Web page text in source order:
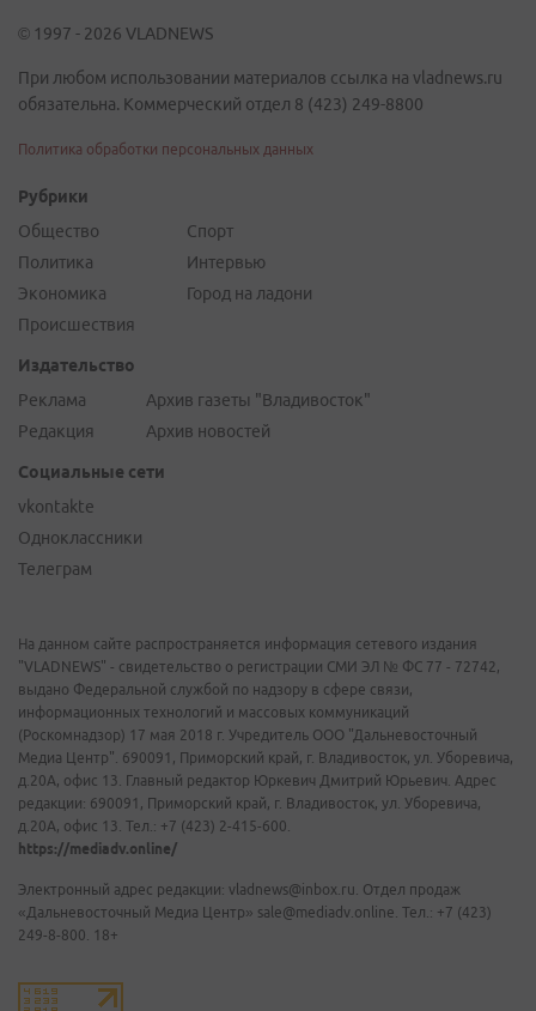
© 1997 - 2026 VLADNEWS
При любом использовании материалов ссылка на vladnews.ru
обязательна. Коммерческий отдел 8 (423) 249-8800
Политика обработки персональных данных
Рубрики
Общество
Политика
Экономика
Происшествия
Спорт
Интервью
Город на ладони
Издательство
Реклама
Редакция
Архив газеты "Владивосток"
Архив новостей
Социальные сети
vkontakte
Одноклассники
Телеграм
На данном сайте распространяется информация сетевого издания
"VLADNEWS" - свидетельство о регистрации СМИ ЭЛ № ФС 77 - 72742,
выдано Федеральной службой по надзору в сфере связи,
информационных технологий и массовых коммуникаций
(Роскомнадзор) 17 мая 2018 г. Учредитель ООО "Дальневосточный
Медиа Центр". 690091, Приморский край, г. Владивосток, ул. Уборевича,
д.20А, офис 13. Главный редактор Юркевич Дмитрий Юрьевич. Адрес
редакции: 690091, Приморский край, г. Владивосток, ул. Уборевича,
д.20А, офис 13. Тел.: +7 (423) 2-415-600.
https://mediadv.online/
Электронный адрес редакции: vladnews@inbox.ru. Отдел продаж
«Дальневосточный Медиа Центр» sale@mediadv.online. Тел.: +7 (423)
249-8-800. 18+